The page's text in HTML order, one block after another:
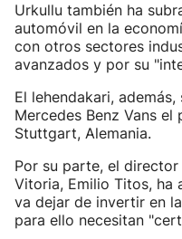
Urkullu también ha
automóvil en la
con otros sectores
avanzados y por su
El lehendakari,
Mercedes Benz Vans
Stuttgart, Alemania.
Por su parte, el
Vitoria, Emilio Titos, ha
va dejar de invertir en
para ello necesitan